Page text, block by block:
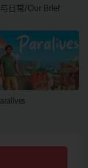
日常/Our Brief